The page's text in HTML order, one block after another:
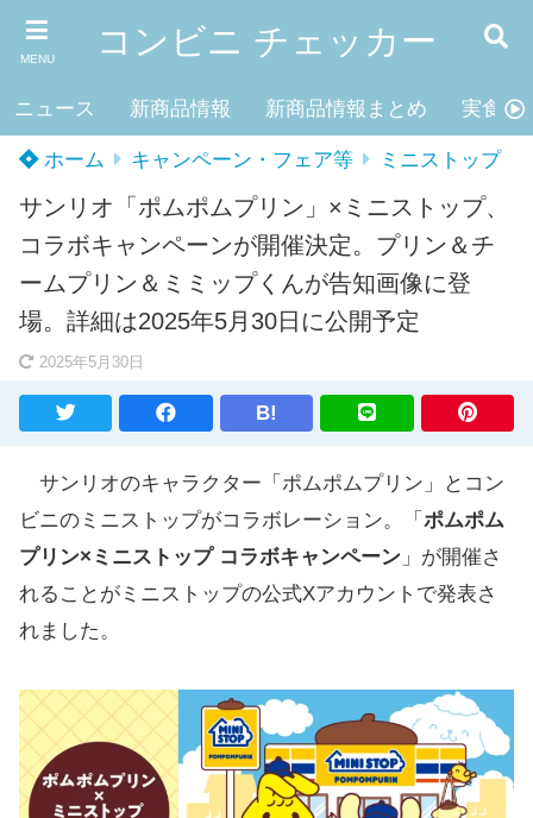
MENU コンビニ チェッカー
ニュース 新商品情報 新商品情報まとめ 実食レ
ホーム キャンペーン・フェア等 ミニストップ
サンリオ「ポムポムプリン」×ミニストップ、
コラボキャンペーンが開催決定。プリン＆チ
ームプリン＆ミミップくんが告知画像に登
場。詳細は2025年5月30日に公開予定
2025年5月30日
B!
サンリオのキャラクター「ポムポムプリン」とコン
ビニのミニストップがコラボレーション。「 ポムポム
プリン×ミニストップ コラボキャンペーン 」が開催さ
れることがミニストップの公式Xアカウントで発表さ
れました。